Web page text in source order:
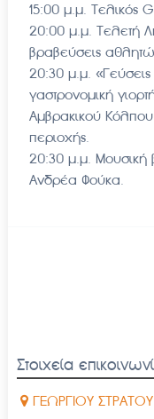
15:00 μ.μ. Τελικός
20:00 μ.μ. Τελετή
βραβεύσεις
20:30 μ.μ.
γαστρονομική
Αμβρακικού Κόλπου
περιοχής.
20:30 μ.μ. Μουσική
Ανδρέα Φούκα.
Στοιχεία
ΓΕΩΡΓΙΟΥ